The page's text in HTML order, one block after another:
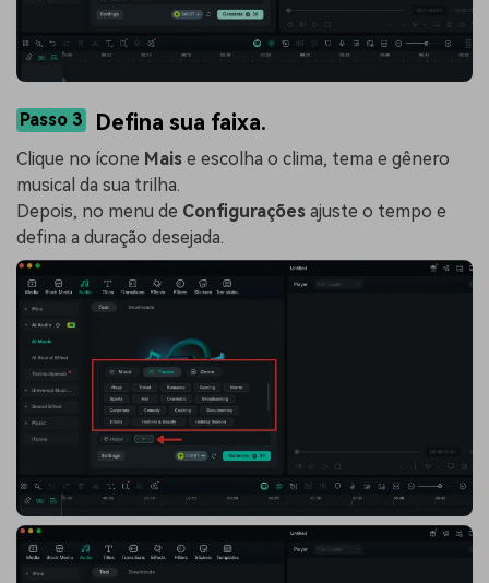
Passo 3 Defina sua faixa.
Clique no ícone Mais e escolha o clima, tema e gênero
musical da sua trilha.
Depois, no menu de Configurações ajuste o tempo e
defina a duração desejada.